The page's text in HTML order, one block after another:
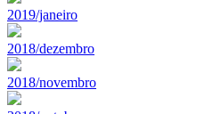
2019/janeiro
2018/dezembro
2018/novembro